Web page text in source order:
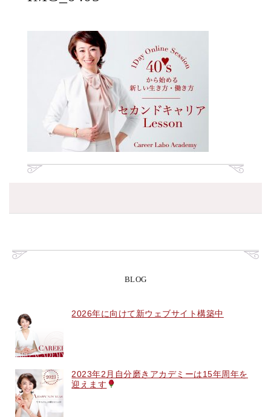
BLOG
2026年に向けて新ウェブサイト構築中
2023年2月自分磨きアカデミーは15年周年を
迎えます